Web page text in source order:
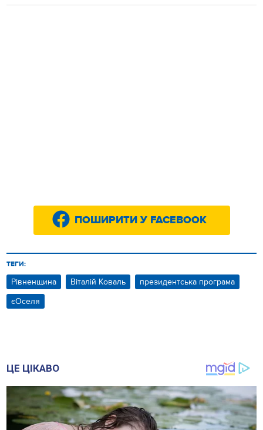
ПОШИРИТИ У FACEBOOK
ТЕГИ:
Рівненщина Віталій Коваль
президентська програма
єОселя
ЦЕ ЦІКАВО